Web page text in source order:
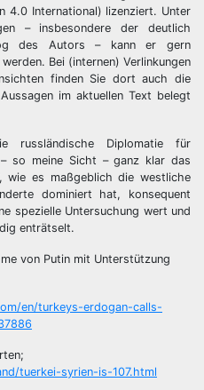
4.0 International) lizenziert. Unter
– insbesondere der deutlich
des Autors – kann er gern
Bei (internen) Verlinkungen
finden Sie dort auch die
im aktuellen Text belegt
russländische Diplomatie für
so meine Sicht – ganz klar das
wie es maßgeblich die westliche
dominiert hat, konsequent
spezielle Untersuchung wert und
enträtselt.
von Putin mit Unterstützung
en/turkeys-erdogan-calls-
tuerkei-syrien-is-107.html